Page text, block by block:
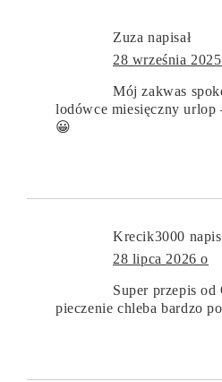
Zuza napisał
28 września
Mój zakwas
lodówce miesięczny urlop
😀
Krecik3000
28 lipca 2026 o
Super przepis
pieczenie chleba bardzo